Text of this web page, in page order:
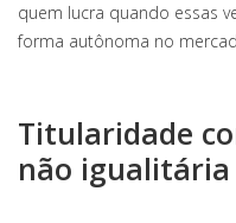
quem lucra quando essas
forma autônoma no
Titularidade
não igualitária